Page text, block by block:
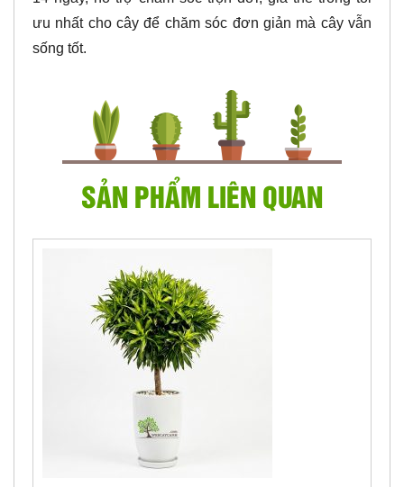
ưu nhất cho cây để chăm sóc đơn giản mà cây vẫn
sống tốt.
SẢN PHẨM LIÊN QUAN